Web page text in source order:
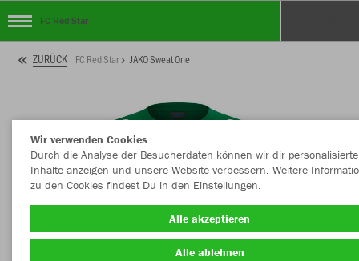
FC Red Star
ZURÜCK FC Red Star JAKO Sweat One
Wir verwenden Cookies
Durch die Analyse der Besucherdaten können wir dir personalisierte
Inhalte anzeigen und unsere Website verbessern. Weitere
zu den Cookies findest Du in den Einstellungen.
Alle akzeptieren
Alle ablehnen